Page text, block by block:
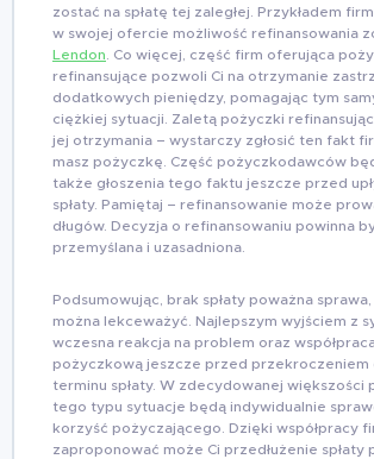
zostać na spłatę tej zaległej. Przykładem
w swojej ofercie możliwość refinansowania
Lendon . Co więcej, część firm oferująca
refinansujące pozwoli Ci na otrzymanie
dodatkowych pieniędzy, pomagając tym
ciężkiej sytuacji. Zaletą pożyczki
jej otrzymania – wystarczy zgłosić ten fakt
masz pożyczkę. Część pożyczkodawców
także głoszenia tego faktu jeszcze przed
spłaty. Pamiętaj – refinansowanie może
długów. Decyzja o refinansowaniu powinna
przemyślana i uzasadniona.
Podsumowując, brak spłaty poważna
można lekceważyć. Najlepszym wyjściem z
wczesna reakcja na problem oraz
pożyczkową jeszcze przed przekroczeniem
terminu spłaty. W zdecydowanej większości
tego typu sytuacje będą indywidualnie
korzyść pożyczającego. Dzięki współpracy
zaproponować może Ci przedłużenie spłaty